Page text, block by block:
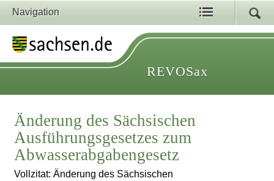
Navigation
REVOSax
Änderung des Sächsischen
Ausführungsgesetzes zum
Abwasserabgabengesetz
Vollzitat: Änderung des Sächsischen